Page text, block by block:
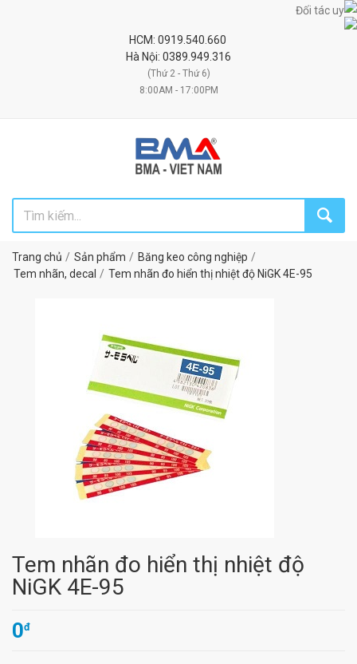
Đối tác uy tín
HCM: 0919.540.660
Hà Nội: 0389.949.316
(Thứ 2 - Thứ 6)
8:00AM - 17:00PM
Trang chủ Sản phẩm
Băng keo công nghiệp
Tem nhãn, decal
Tem nhãn đo hiển thị nhiệt độ NiGK 4E-95
Tem nhãn đo hiển thị nhiệt độ
NiGK 4E-95
0đ